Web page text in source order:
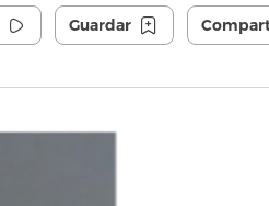
Guardar